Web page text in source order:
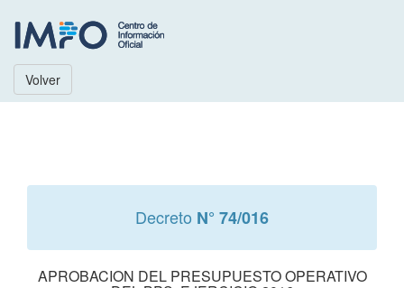
Volver
Decreto N° 74/016
APROBACION DEL PRESUPUESTO OPERATIVO